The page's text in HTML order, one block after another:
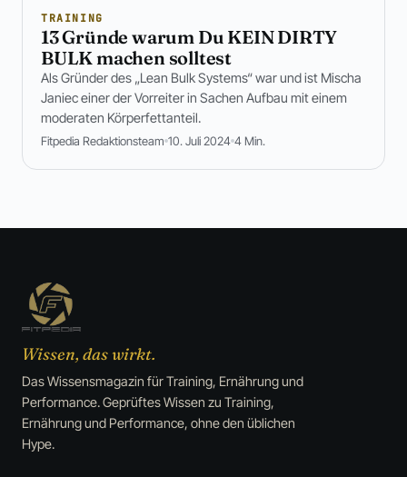
TRAINING
13 Gründe warum Du KEIN DIRTY
BULK machen solltest
Als Gründer des „Lean Bulk Systems“ war und ist Mischa
Janiec einer der Vorreiter in Sachen Aufbau mit einem
moderaten Körperfettanteil.
Fitpedia Redaktionsteam 10. Juli 2024 4 Min.
Wissen, das wirkt.
Das Wissensmagazin für Training, Ernährung und
Performance. Geprüftes Wissen zu Training,
Ernährung und Performance, ohne den üblichen
Hype.